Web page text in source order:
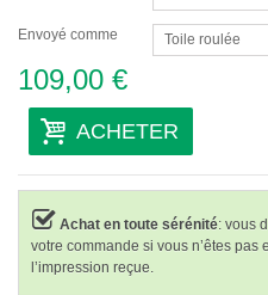
Envoyé comme Toile roulée
109,00 €
ACHETER
Achat en toute sérénité: vous
votre commande si vous n’êtes
l’impression reçue.